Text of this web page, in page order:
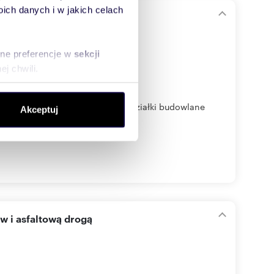
danych i w jakich celach
preferencje w sekcji
chwili.
społecznościowym,
od Ciebie lub
Akceptujokolica Na sprzedaż 4 działki budowlane
i asfaltową drogą